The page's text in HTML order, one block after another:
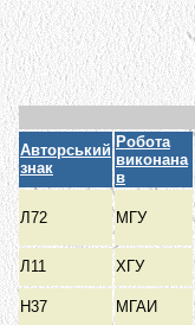
Авторський
знак
Робота
виконана
в
Л72 МГУ
Л11
ХГУ
Н37
МГАИ